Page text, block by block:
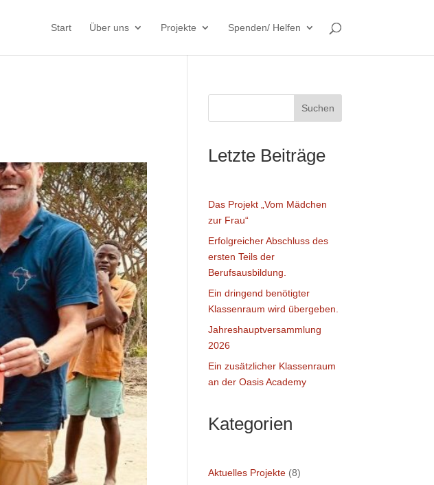
Start Über uns Projekte Spenden/ Helfen
Suchen
Letzte Beiträge
Das Projekt „Vom Mädchen
zur Frau“
Erfolgreicher Abschluss des
ersten Teils der
Berufsausbildung.
Ein dringend benötigter
Klassenraum wird übergeben.
Jahreshauptversammlung
2026
Ein zusätzlicher Klassenraum
an der Oasis Academy
Kategorien
Aktuelles Projekte (8)